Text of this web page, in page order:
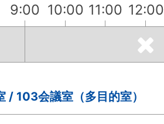
9:00 10:00 11:00 12:00
/ 103会議室（多目的室）